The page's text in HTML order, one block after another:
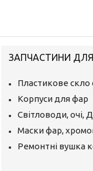
ЗАПЧАСТИНИ
Пластикове скло
Корпуси для фар
Світловоди, очі,
Маски фар,
Ремонтні вушка